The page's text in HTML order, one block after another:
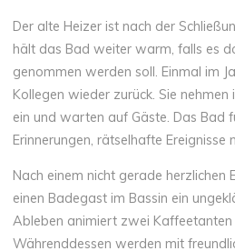
Der alte Heizer ist nach der
hält das Bad weiter warm, falls es
genommen werden soll. Einmal im
Kollegen wieder zurück. Sie
ein und warten auf Gäste. Das Bad
Erinnerungen, rätselhafte Ereignisse
Nach einem nicht gerade herzlichen
einen Badegast im Bassin ein
Ableben animiert zwei Kaffeetanten
Währenddessen werden mit